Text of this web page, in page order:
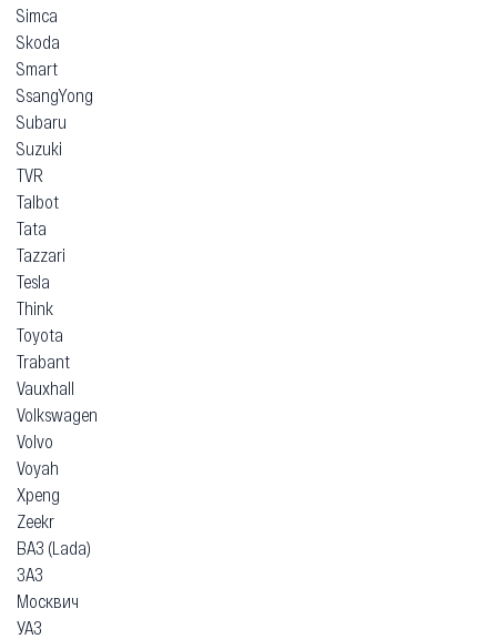
Simca
Skoda
Smart
SsangYong
Subaru
Suzuki
TVR
Talbot
Tata
Tazzari
Tesla
Think
Toyota
Trabant
Vauxhall
Volkswagen
Volvo
Voyah
Xpeng
Zeekr
ВАЗ (Lada)
ЗАЗ
Москвич
УАЗ